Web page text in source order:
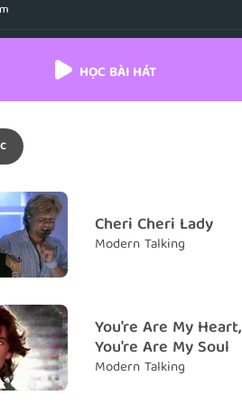
say
no number
a thunder
một tiếng sét
a fire, burning in my heart
no number
không có tên và chẳng có số
a hunter
phải là một tay thợ săn
HỌC BÀI HÁT
Cheri Cheri Lady
Modern Talking
You're Are My Heart,
You're Are My Soul
Modern Talking